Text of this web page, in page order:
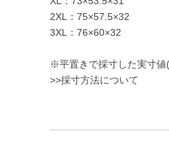
2XL：75×57.5×32
3XL：76×60×32
※平置きで採寸した実寸値
>>採寸方法について